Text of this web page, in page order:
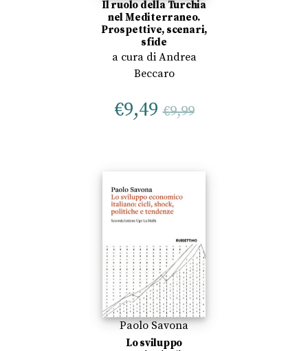
Il ruolo della Turchia
nel Mediterraneo.
Prospettive, scenari,
sfide
a cura di Andrea
Beccaro
€9,49 €9,99
Paolo Savona
Lo sviluppo